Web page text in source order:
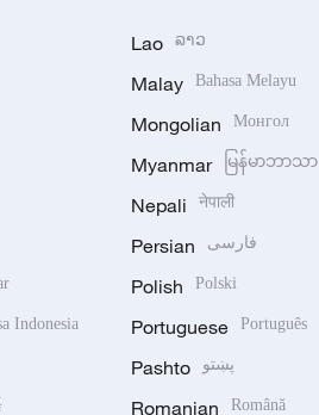
Indonesia
Lao ລາວ
Malay Bahasa Melayu
Mongolian Монгол
Myanmar မြန်မာဘာသာ
Nepali नेपाली
Persian فارسی
Polish Polski
Portuguese Português
Pashto پښتو
Romanian Română